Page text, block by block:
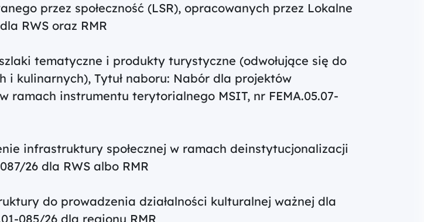
przez społeczność (LSR), opracowanych przez Lokalne
RWS oraz RMR
tematyczne i produkty turystyczne (odwołujące się do
kulinarnych), Tytuł naboru: Nabór dla projektów
instrumentu terytorialnego MSIT, nr FEMA.05.07-
infrastruktury społecznej w ramach deinstytucjonalizacji
26 dla RWS albo RMR
do prowadzenia działalności kulturalnej ważnej dla
085/26 dla regionu RMR